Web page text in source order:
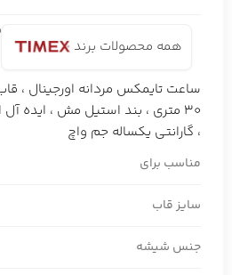
همه محصولات برند
30 متری ، بند استیل مش ، ایده
، گارانتی یکساله جم واچ
مناسب برای
سایز قاب
جنس شیشه